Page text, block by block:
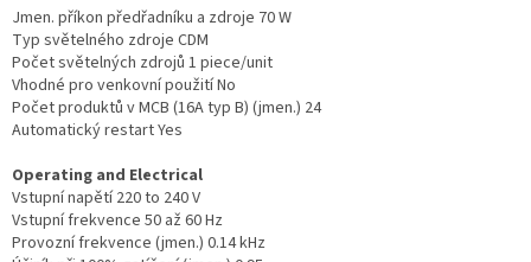
Jmen. příkon předřadníku a zdroje 70 W
Typ světelného zdroje CDM
Počet světelných zdrojů 1 piece/unit
Vhodné pro venkovní použití No
Počet produktů v MCB (16A typ B) (jmen.) 24
Automatický restart Yes
Operating and Electrical
Vstupní napětí 220 to 240 V
Vstupní frekvence 50 až 60 Hz
Provozní frekvence (jmen.) 0.14 kHz